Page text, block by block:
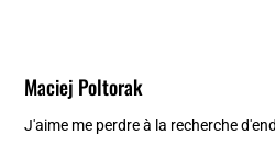
Maciej Poltorak
J'aime me perdre à la recherche